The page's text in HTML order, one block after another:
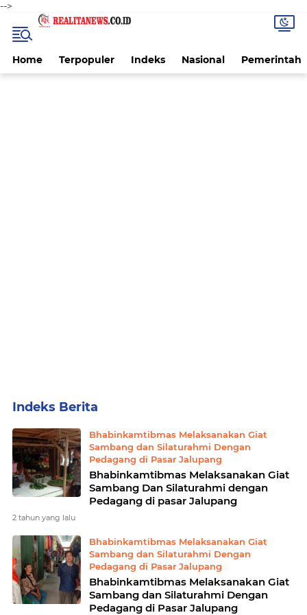
-->
Home Terpopuler Indeks Nasional Pemerintah
Bhabinkamtibmas Melaksanakan Giat
Sambang dan Silaturahmi Dengan
Pedagang di Pasar Jalupang
Bhabinkamtibmas Melaksanakan Giat
Sambang Dan Silaturahmi dengan
Pedagang di pasar Jalupang
2 tahun yang lalu
Bhabinkamtibmas Melaksanakan Giat
Sambang dan Silaturahmi Dengan
Pedagang di Pasar Jalupang
Bhabinkamtibmas Melaksanakan Giat
Sambang dan Silaturahmi Dengan
Pedagang di Pasar Jalupang